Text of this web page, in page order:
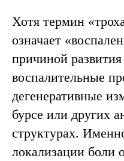
Хотя термин
означает
причиной
воспалительные
дегенеративные
бурсе или других
структурах.
локализации боли